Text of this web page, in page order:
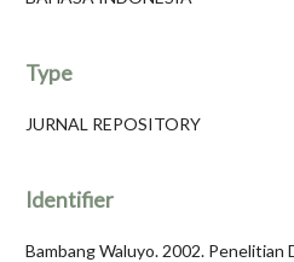
Type
JURNAL REPOSITORY
Identifier
Bambang Waluyo. 2002. Penelitian